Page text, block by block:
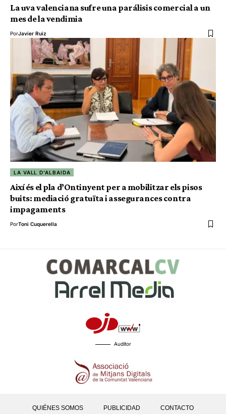
La uva valenciana sufre una parálisis comercial a un
mes de la vendimia
PorJavier Ruiz
LA VALL D'ALBAIDA
Així és el pla d’Ontinyent per a mobilitzar els pisos
buits: mediació gratuïta i assegurances contra
impagaments
PorToni Cuquerella
Auditor
QUIÉNES SOMOS PUBLICIDAD CONTACTO